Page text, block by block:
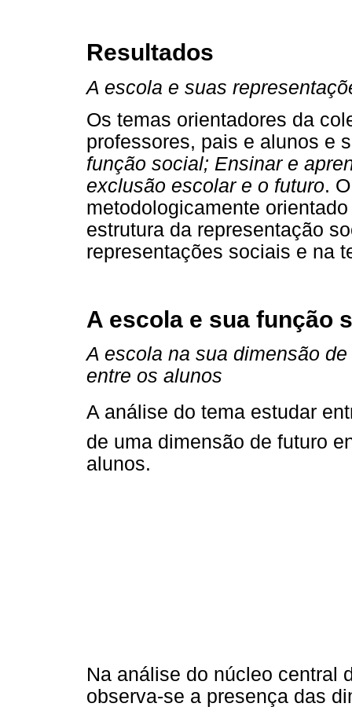
Resultados
A escola e suas
Os temas orientadores da
professores, pais e alunos e
função social; Ensinar e
exclusão escolar e o futuro.
metodologicamente
estrutura da representação
representações sociais e na
A escola e sua função
A escola na sua dimensão
entre os alunos
A análise do tema estudar
de uma dimensão de futuro
alunos.
Na análise do núcleo central
observa-se a presença das